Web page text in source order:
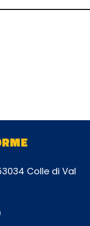
Colle di Val